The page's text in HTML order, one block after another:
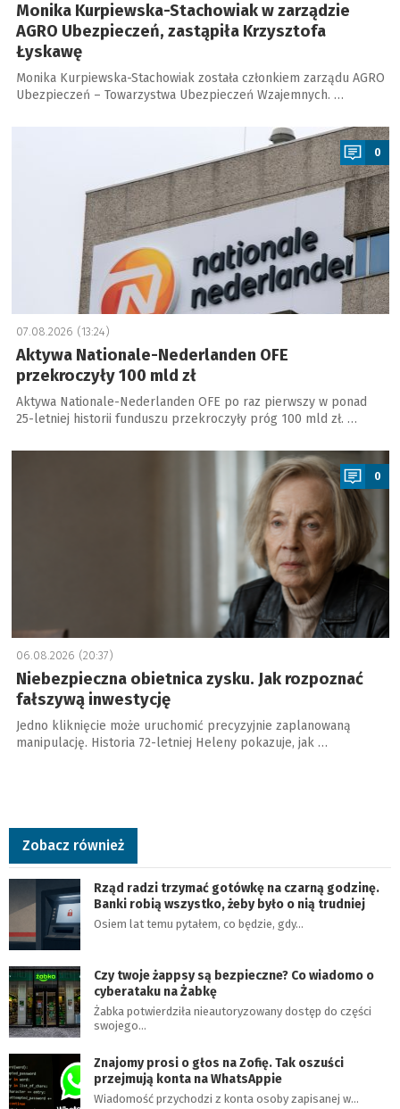
Monika Kurpiewska-Stachowiak w zarządzie
AGRO Ubezpieczeń, zastąpiła Krzysztofa
Łyskawę
Monika Kurpiewska-Stachowiak została członkiem zarządu AGRO
Ubezpieczeń – Towarzystwa Ubezpieczeń Wzajemnych. …
0
07.08.2026 (13:24)
Aktywa Nationale-Nederlanden OFE
przekroczyły 100 mld zł
Aktywa Nationale-Nederlanden OFE po raz pierwszy w ponad
25-letniej historii funduszu przekroczyły próg 100 mld zł. …
a
0
06.08.2026 (20:37)
Niebezpieczna obietnica zysku. Jak rozpoznać
fałszywą inwestycję
Jedno kliknięcie może uruchomić precyzyjnie zaplanowaną
manipulację. Historia 72-letniej Heleny pokazuje, jak …
Zobacz również
Rząd radzi trzymać gotówkę na czarną godzinę.
Banki robią wszystko, żeby było o nią trudniej
Osiem lat temu pytałem, co będzie, gdy…
Czy twoje żappsy są bezpieczne? Co wiadomo o
cyberataku na Żabkę
Żabka potwierdziła nieautoryzowany dostęp do części
swojego…
Znajomy prosi o głos na Zofię. Tak oszuści
przejmują konta na WhatsAppie
Wiadomość przychodzi z konta osoby zapisanej w…